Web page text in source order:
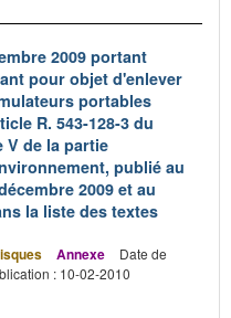
2009 portant
pour objet d'enlever
portables
R. 543-128-3 du
V de la partie
publié au
2009 et au
la liste des textes
Annexe
Date de
: 10-02-2010